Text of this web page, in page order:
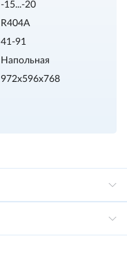
-15...-20
R404A
41-91
Напольная
972x596x768